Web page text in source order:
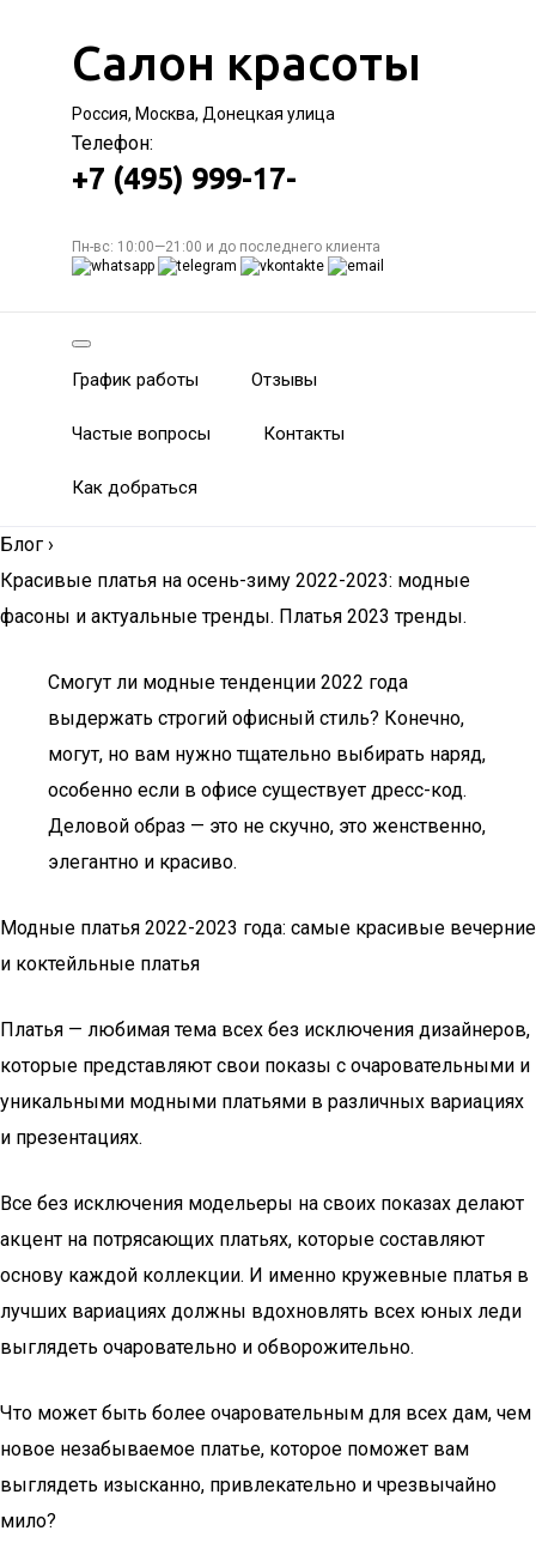
Салон красоты
Россия, Москва, Донецкая улица
Телефон:
+7 (495) 999-17-
Пн-вс: 10:00—21:00 и до последнего клиента
График работы Отзывы
Частые вопросы Контакты
Как добраться
Блог ›
Красивые платья на осень-зиму 2022-2023: модные
фасоны и актуальные тренды. Платья 2023 тренды.
Смогут ли модные тенденции 2022 года
выдержать строгий офисный стиль? Конечно,
могут, но вам нужно тщательно выбирать наряд,
особенно если в офисе существует дресс-код.
Деловой образ — это не скучно, это женственно,
элегантно и красиво.
Модные платья 2022-2023 года: самые красивые вечерние
и коктейльные платья
Платья — любимая тема всех без исключения дизайнеров,
которые представляют свои показы с очаровательными и
уникальными модными платьями в различных вариациях
и презентациях.
Все без исключения модельеры на своих показах делают
акцент на потрясающих платьях, которые составляют
основу каждой коллекции. И именно кружевные платья в
лучших вариациях должны вдохновлять всех юных леди
выглядеть очаровательно и обворожительно.
Что может быть более очаровательным для всех дам, чем
новое незабываемое платье, которое поможет вам
выглядеть изысканно, привлекательно и чрезвычайно
мило?